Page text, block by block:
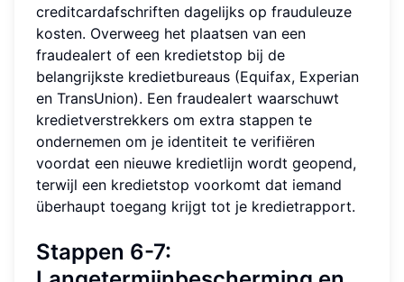
creditcardafschriften dagelijks op frauduleuze
kosten. Overweeg het plaatsen van een
fraudealert of een kredietstop bij de
belangrijkste kredietbureaus (Equifax, Experian
en TransUnion). Een fraudealert waarschuwt
kredietverstrekkers om extra stappen te
ondernemen om je identiteit te verifiëren
voordat een nieuwe kredietlijn wordt geopend,
terwijl een kredietstop voorkomt dat iemand
überhaupt toegang krijgt tot je kredietrapport.
Stappen 6-7: